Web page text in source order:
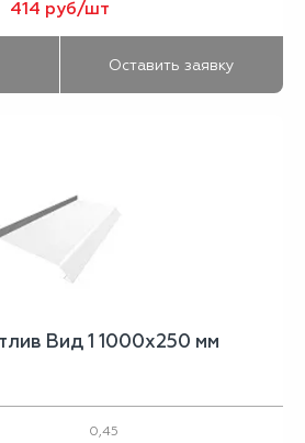
414 руб/шт
Оставить заявку
Вид 1 1000х250 мм
0,45